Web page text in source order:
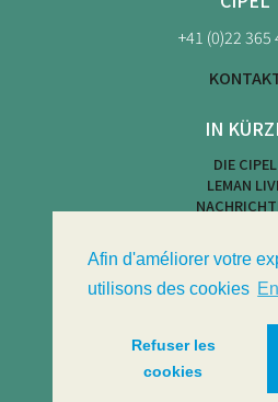
Afin d'améliorer votre
utilisons des cookies
Refuser les
cookies
+41 (0)22 365
IN
DIE CIPEL
LEMAN
LIMNOLOGISCHES